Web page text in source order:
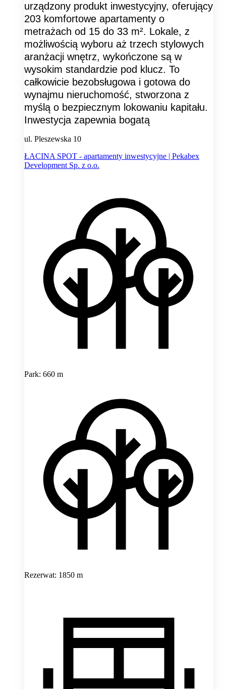
urządzony produkt inwestycyjny, oferujący
203 komfortowe apartamenty o
metrażach od 15 do 33 m². Lokale, z
możliwością wyboru aż trzech stylowych
aranżacji wnętrz, wykończone są w
wysokim standardzie pod klucz. To
całkowicie bezobsługowa i gotowa do
wynajmu nieruchomość, stworzona z
myślą o bezpiecznym lokowaniu kapitału.
Inwestycja zapewnia bogatą
ul. Pleszewska 10
ŁACINA SPOT - apartamenty inwestycyjne | Pekabex
Development Sp. z o.o.
Park: 660 m
Rezerwat: 1850 m